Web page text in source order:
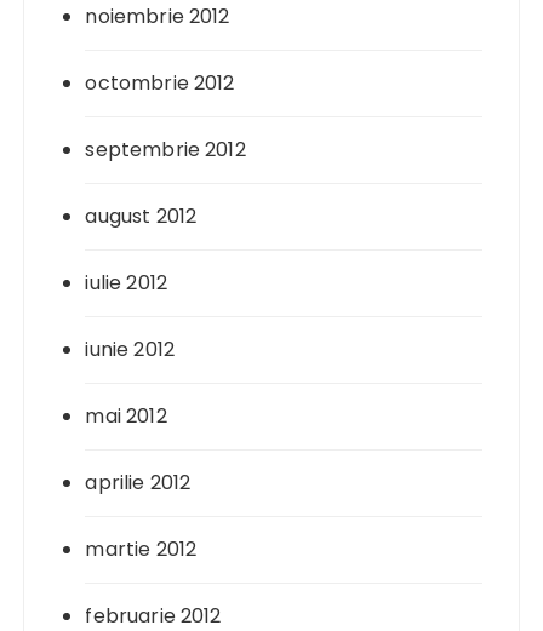
noiembrie 2012
octombrie 2012
septembrie 2012
august 2012
iulie 2012
iunie 2012
mai 2012
aprilie 2012
martie 2012
februarie 2012